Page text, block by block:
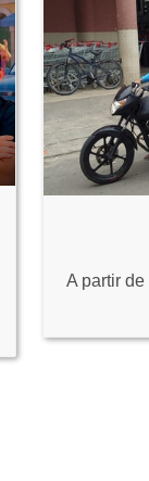
A partir de